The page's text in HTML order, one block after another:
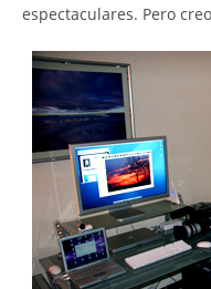
espectaculares. Pero